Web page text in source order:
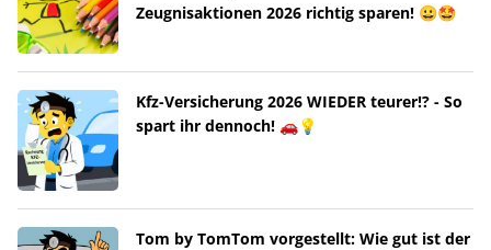
Zeugnisaktionen 2026 richtig sparen! 😀🤩
Kfz-Versicherung 2026 WIEDER teurer!? - So
spart ihr dennoch! 🚗💡
Tom by TomTom vorgestellt: Wie gut ist der